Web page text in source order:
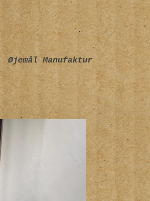
Øjemål Manufaktur